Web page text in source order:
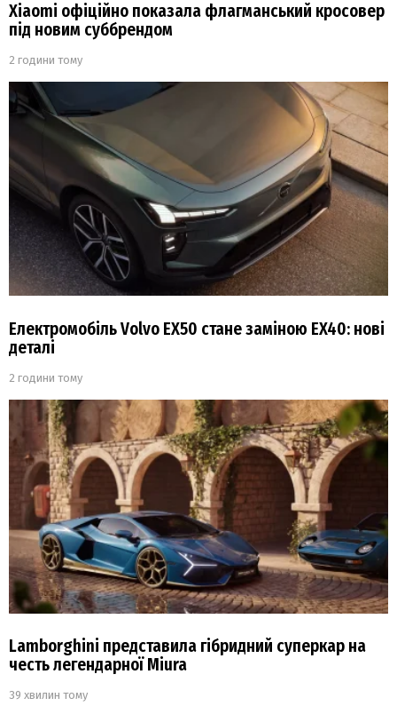
Xiaomi офіційно показала флагманський кросовер
під новим суббрендом
2 години тому
Електромобіль Volvo EX50 стане заміною EX40: нові
деталі
2 години тому
Lamborghini представила гібридний суперкар на
честь легендарної Miura
39 хвилин тому